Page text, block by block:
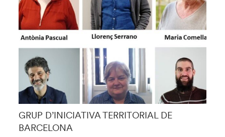
GRUP D’INICIATIVA TERRITORIAL DE
BARCELONA